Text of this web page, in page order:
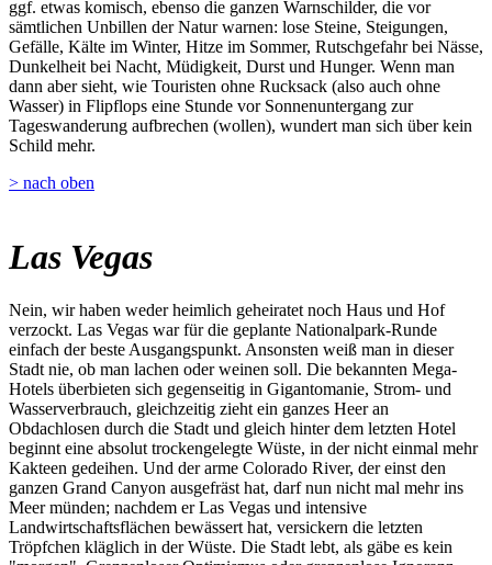
ggf. etwas komisch, ebenso die ganzen Warnschilder, die vor
sämtlichen Unbillen der Natur warnen: lose Steine, Steigungen,
Gefälle, Kälte im Winter, Hitze im Sommer, Rutschgefahr bei Nässe,
Dunkelheit bei Nacht, Müdigkeit, Durst und Hunger. Wenn man
dann aber sieht, wie Touristen ohne Rucksack (also auch ohne
Wasser) in Flipflops eine Stunde vor Sonnenuntergang zur
Tageswanderung aufbrechen (wollen), wundert man sich über kein
Schild mehr.
> nach oben
Las Vegas
Nein, wir haben weder heimlich geheiratet noch Haus und Hof
verzockt. Las Vegas war für die geplante Nationalpark-Runde
einfach der beste Ausgangspunkt. Ansonsten weiß man in dieser
Stadt nie, ob man lachen oder weinen soll. Die bekannten Mega-
Hotels überbieten sich gegenseitig in Gigantomanie, Strom- und
Wasserverbrauch, gleichzeitig zieht ein ganzes Heer an
Obdachlosen durch die Stadt und gleich hinter dem letzten Hotel
beginnt eine absolut trockengelegte Wüste, in der nicht einmal mehr
Kakteen gedeihen. Und der arme Colorado River, der einst den
ganzen Grand Canyon ausgefräst hat, darf nun nicht mal mehr ins
Meer münden; nachdem er Las Vegas und intensive
Landwirtschaftsflächen bewässert hat, versickern die letzten
Tröpfchen kläglich in der Wüste. Die Stadt lebt, als gäbe es kein